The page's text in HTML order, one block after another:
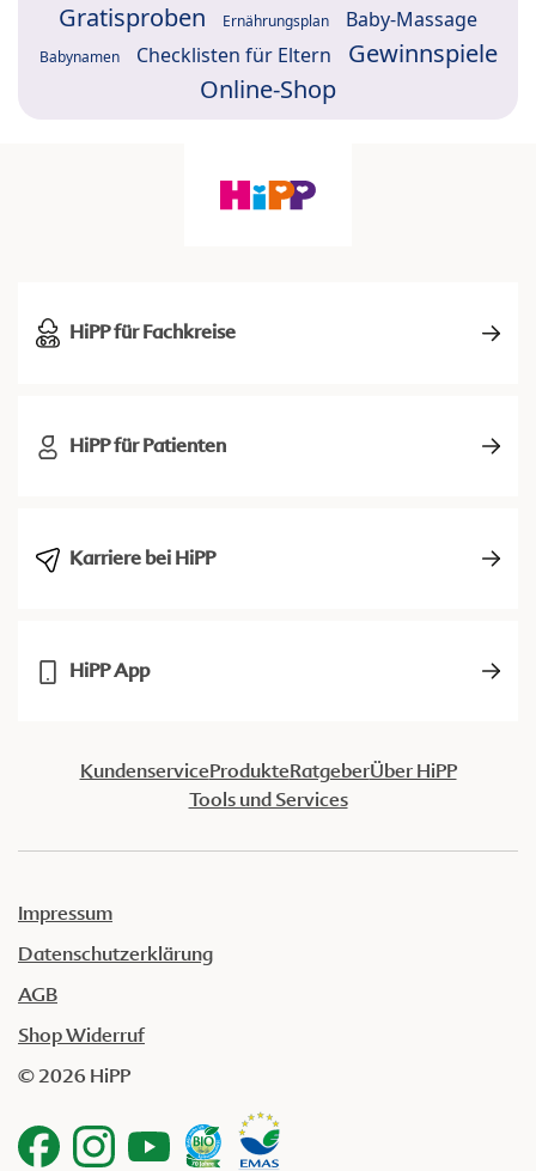
Gratisproben Ernährungsplan Baby-Massage
Babynamen Checklisten für Eltern
Gewinnspiele
Online-Shop
HiPP für Fachkreise
HiPP für Patienten
Karriere bei HiPP
HiPP App
KundenserviceProdukteRatgeberÜber HiPP
Tools und Services
Impressum
Datenschutzerklärung
AGB
Shop Widerruf
© 2026 HiPP